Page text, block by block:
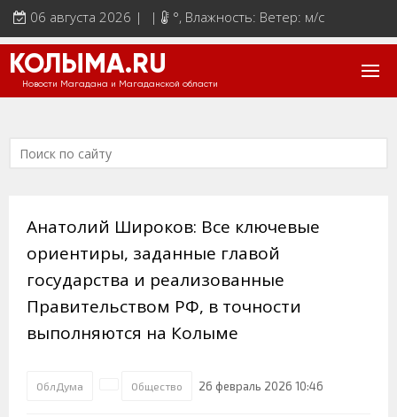
06 августа 2026 | | °, Влажность: Ветер: м/с
КОЛЫМА.RU
Новости Магадана и Магаданской области
Анатолий Широков: Все ключевые
ориентиры, заданные главой
государства и реализованные
Правительством РФ, в точности
выполняются на Колыме
ОблДума Общество 26 февраль 2026 10:46